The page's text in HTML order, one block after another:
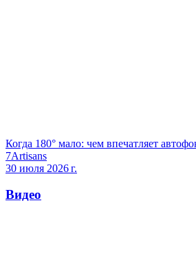
Когда 180° мало: чем впечатляет
7Artisans
30 июля 2026 г.
Видео